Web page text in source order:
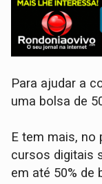
Para ajudar a
uma bolsa de
E tem mais,
cursos digitais
em até 50% de